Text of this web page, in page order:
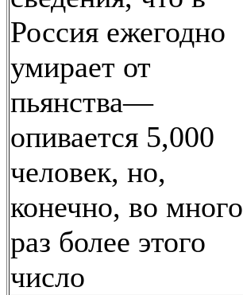
Россия ежегодно
умирает от
пьянства—
опивается 5,000
человек, но,
конечно, во много
раз более этого
число